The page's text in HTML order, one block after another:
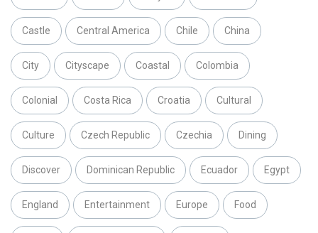
Castle Central America Chile China
City Cityscape Coastal Colombia
Colonial Costa Rica Croatia Cultural
Culture Czech Republic Czechia Dining
Discover Dominican Republic Ecuador Egypt
England Entertainment Europe Food